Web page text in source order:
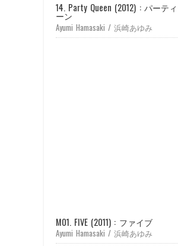
14. Party Queen (2012) : パーテ
ーン
Ayumi Hamasaki / 浜崎あゆみ
M01. FIVE (2011) : ファイブ
Ayumi Hamasaki / 浜崎あゆみ